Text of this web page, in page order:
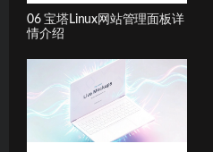
06 宝塔Linux网站管理面板详
情介绍